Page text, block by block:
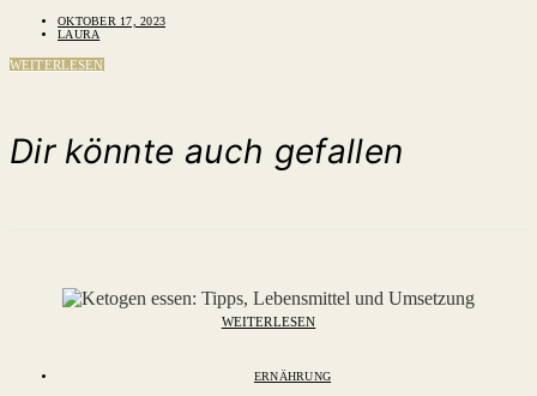
OKTOBER 17, 2023
LAURA
WEITERLESEN
Dir könnte auch gefallen
WEITERLESEN
ERNÄHRUNG